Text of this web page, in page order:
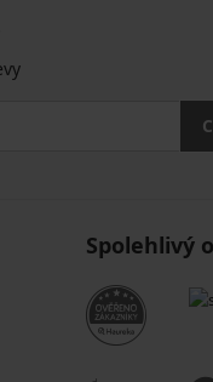
Spolehlivý